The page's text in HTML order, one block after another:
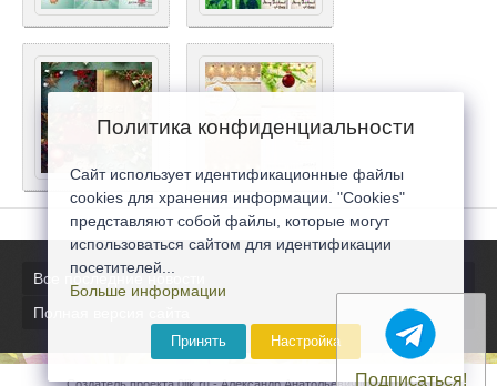
Все последние новости
Полная версия сайта
Подписаться!
Политика конфиденциальности
Сайт использует идентификационные файлы
cookies для хранения информации. "Cookies"
представляют собой файлы, которые могут
использоваться сайтом для идентификации
посетителей...
Больше информации
Принять Настройка